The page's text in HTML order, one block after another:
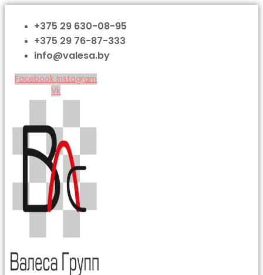
+375 29 630-08-95
+375 29 76-87-333
info@valesa.by
Facebook Instagram
Vk